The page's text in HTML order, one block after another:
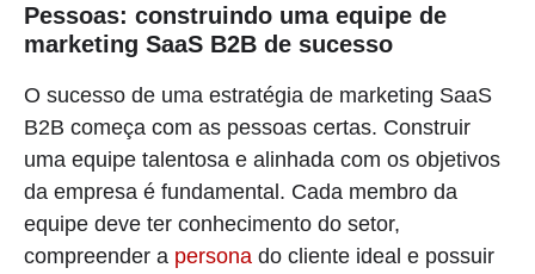
Pessoas: construindo uma equipe de
marketing SaaS B2B de sucesso
O sucesso de uma estratégia de marketing SaaS
B2B começa com as pessoas certas. Construir
uma equipe talentosa e alinhada com os objetivos
da empresa é fundamental. Cada membro da
equipe deve ter conhecimento do setor,
compreender a persona do cliente ideal e possuir